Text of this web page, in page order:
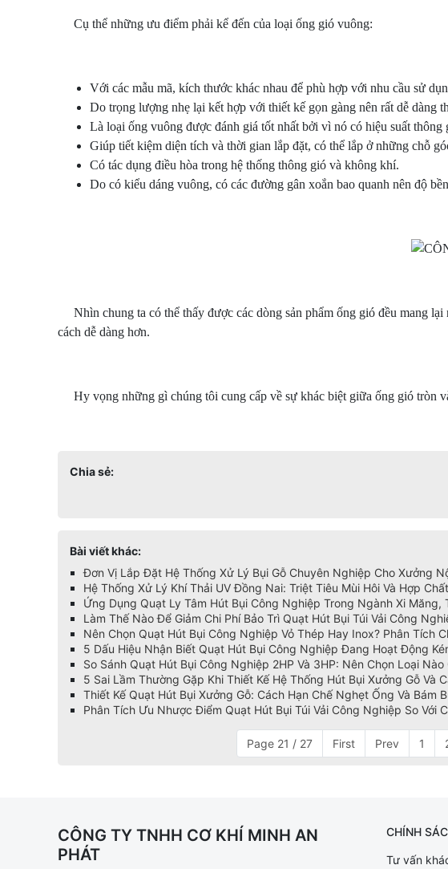
Cụ thể những ưu điểm phải kể đến của loại ống gió vuông:
Với các mẫu mã, kích thước khác nhau để phù hợp với nhu cầu sử
Do trọng lượng nhẹ lại kết hợp với thiết kế gọn gàng nên rất dễ dàng
Là loại ống vuông được đánh giá tốt nhất bởi vì nó có hiệu suất
Giúp tiết kiệm diện tích và thời gian lắp đặt, có thể lắp ở những chỗ
Có tác dụng điều hòa trong hệ thống thông gió và không khí.
Do có kiểu dáng vuông, có các đường gân xoắn bao quanh nên độ
Nhìn chung ta có thể thấy được các dòng sản phẩm ống gió đều mang
cách dễ dàng hơn.
Hy vọng những gì chúng tôi cung cấp về sự khác biệt giữa ống gió tròn
Chia sẻ:
Bài viết khác:
Đơn Vị Lắp Đặt Hệ Thống Xử Lý Bụi Gỗ Chuyên Nghiệp Cho Xưởng
Hệ Thống Xử Lý Khí Thải UV Đồng Nai: Triệt Tiêu Mùi Hôi Và Hợp
Ứng Dụng Quạt Ly Tâm Hút Bụi Công Nghiệp Trong Ngành Xi
Làm Thế Nào Để Giảm Chi Phí Bảo Trì Quạt Hút Bụi Túi Vải Công
Nên Chọn Quạt Hút Bụi Công Nghiệp Vỏ Thép Hay Inox? Phân Tích
5 Dấu Hiệu Nhận Biết Quạt Hút Bụi Công Nghiệp Đang Hoạt Động
So Sánh Quạt Hút Bụi Công Nghiệp 2HP Và 3HP: Nên Chọn Loại
5 Sai Lầm Thường Gặp Khi Thiết Kế Hệ Thống Hút Bụi Xưởng Gỗ Và
Thiết Kế Quạt Hút Bụi Xưởng Gỗ: Cách Hạn Chế Nghẹt Ống Và
Phân Tích Ưu Nhược Điểm Quạt Hút Bụi Túi Vải Công Nghiệp So Với
Page 21 / 27 First Prev 1
CÔNG TY TNHH CƠ KHÍ MINH AN
PHÁT
CHÍNH
Tư vấn